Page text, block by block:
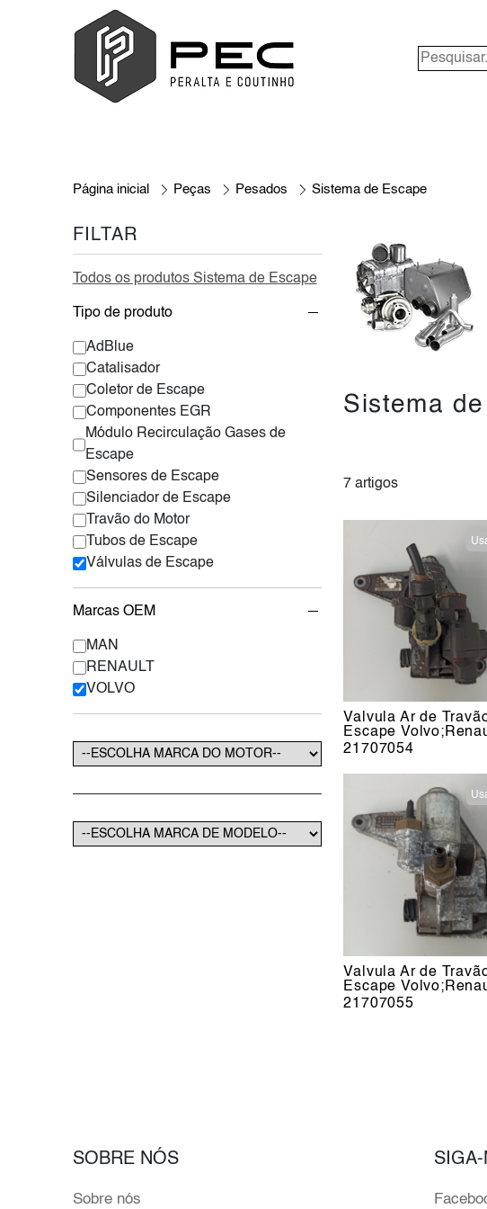
Página inicial Peças Pesados Sistema de Escape
FILTAR
Todos os produtos Sistema de Escape
Tipo de produto
AdBlue
Catalisador
Coletor de Escape
Componentes EGR
Módulo Recirculação Gases de
Escape
Sensores de Escape
Silenciador de Escape
Travão do Motor
Tubos de Escape
Válvulas de Escape
Marcas OEM
MAN
RENAULT
VOLVO
Sistema
7 artigos
Valvula Ar de
Escape
21707054
Valvula Ar de
Escape
21707055
SOBRE NÓS
Sobre nós